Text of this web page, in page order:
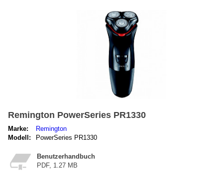
Remington PowerSeries PR1330
Marke:
Remington
Modell:
PowerSeries PR1330
Benutzerhandbuch
PDF, 1.27 MB